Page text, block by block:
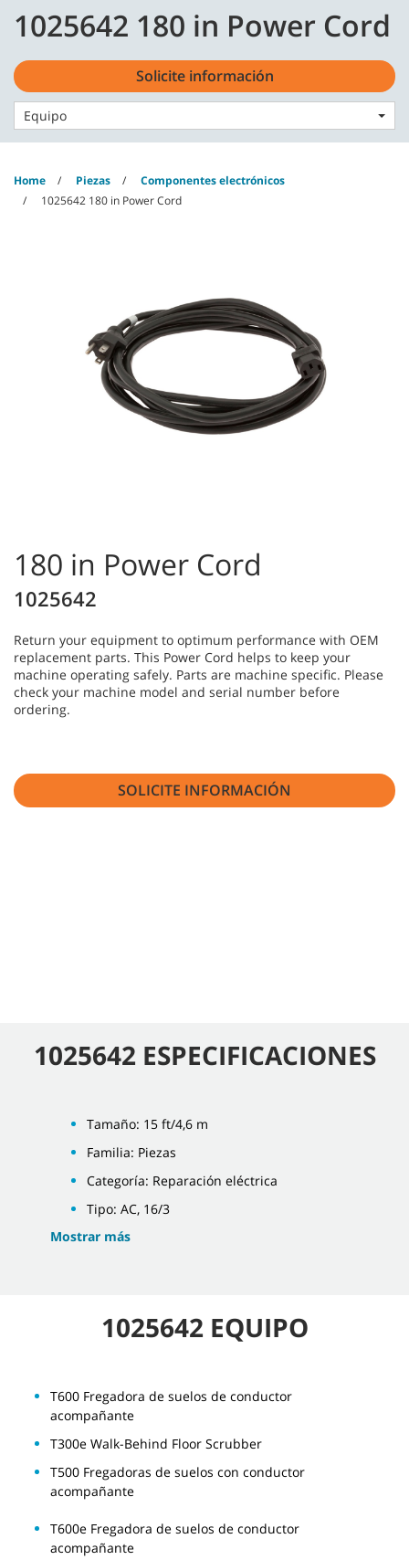
content
navigation
menu
Español - ES
Home Piezas
Componentes electrónicos
1025642 180 in Power Cord
180 in Power Cord
1025642
Return your equipment to optimum performance with OEM
replacement parts. This Power Cord helps to keep your
machine operating safely. Parts are machine specific. Please
check your machine model and serial number before
ordering.
SOLICITE INFORMACIÓN
1025642 180 in Power Cord
Solicite información
Equipo
1025642 ESPECIFICACIONES
Tamaño: 15 ft/4,6 m
Familia: Piezas
Categoría: Reparación eléctrica
Tipo: AC, 16/3
Mostrar más
1025642 EQUIPO
T600 Fregadora de suelos de conductor
acompañante
T300e Walk-Behind Floor Scrubber
T500 Fregadoras de suelos con conductor
acompañante
T600e Fregadora de suelos de conductor
acompañante